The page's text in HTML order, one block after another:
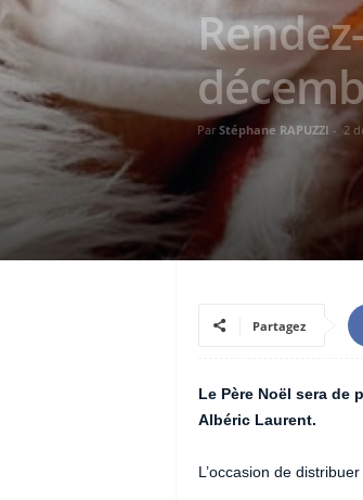
Par Stéphane RAPUZZI - 2
Partagez
Le Père Noël sera de
Albéric Laurent.
L’occasion de